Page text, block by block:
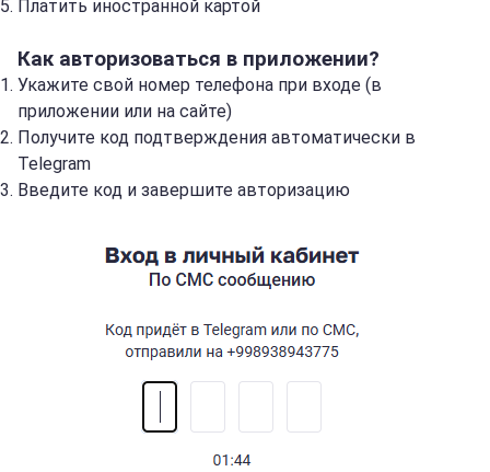
Платить иностранной картой
Как авторизоваться в приложении?
Укажите свой номер телефона при входе (в
приложении или на сайте)
Получите код подтверждения автоматически в
Telegram
Введите код и завершите авторизацию